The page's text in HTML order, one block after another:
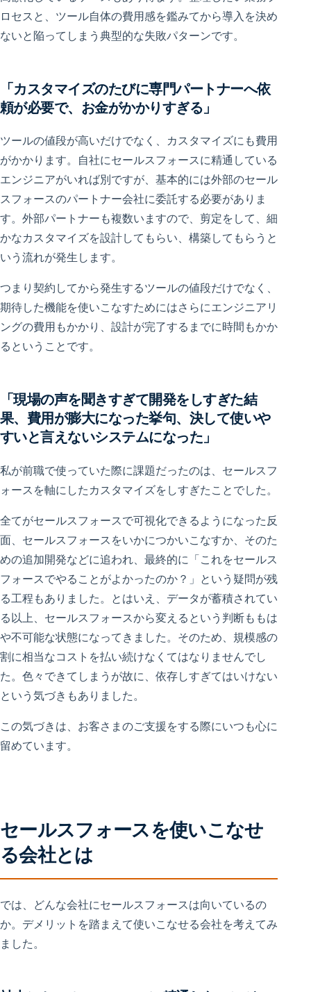
ロセスと、ツール自体の費用感を鑑みてから導入を決め
ないと陥ってしまう典型的な失敗パターンです。
「カスタマイズのたびに専門パートナーへ依
頼が必要で、お金がかかりすぎる」
ツールの値段が高いだけでなく、カスタマイズにも費用
がかかります。自社にセールスフォースに精通している
エンジニアがいれば別ですが、基本的には外部のセール
スフォースのパートナー会社に委託する必要がありま
す。外部パートナーも複数いますので、剪定をして、細
かなカスタマイズを設計してもらい、構築してもらうと
いう流れが発生します。
つまり契約してから発生するツールの値段だけでなく、
期待した機能を使いこなすためにはさらにエンジニアリ
ングの費用もかかり、設計が完了するまでに時間もかか
るということです。
「現場の声を聞きすぎて開発をしすぎた結
果、費用が膨大になった挙句、決して使いや
すいと言えないシステムになった」
私が前職で使っていた際に課題だったのは、セールスフ
ォースを軸にしたカスタマイズをしすぎたことでした。
全てがセールスフォースで可視化できるようになった反
面、セールスフォースをいかにつかいこなすか、そのた
めの追加開発などに追われ、最終的に「これをセールス
フォースでやることがよかったのか？」という疑問が残
る工程もありました。とはいえ、データが蓄積されてい
る以上、セールスフォースから変えるという判断ももは
や不可能な状態になってきました。そのため、規模感の
割に相当なコストを払い続けなくてはなりませんでし
た。色々できてしまうが故に、依存しすぎてはいけない
という気づきもありました。
この気づきは、お客さまのご支援をする際にいつも心に
留めています。
セールスフォースを使いこなせ
る会社とは
では、どんな会社にセールスフォースは向いているの
か。デメリットを踏まえて使いこなせる会社を考えてみ
ました。